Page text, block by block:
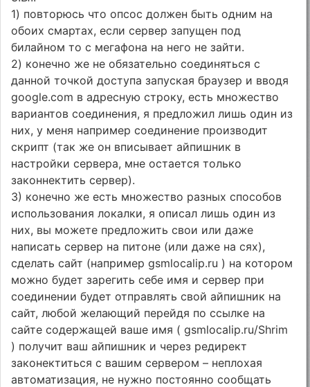
1) повторюсь что опсос должен быть одним на
обоих смартах, если сервер запущен под
билайном то с мегафона на него не зайти.
2) конечно же не обязательно соединяться с
данной точкой доступа запуская браузер и вводя
google.com в адресную строку, есть множество
вариантов соединения, я предложил лишь один из
них, у меня например соединение производит
скрипт (так же он вписывает айпишник в
настройки сервера, мне остается только
законнектить сервер).
3) конечно же есть множество разных способов
использования локалки, я описал лишь один из
них, вы можете предложить свои или даже
написать сервер на питоне (или даже на сях),
сделать сайт (например gsmlocalip.ru ) на котором
можно будет зарегить себе имя и сервер при
соединении будет отправлять свой айпишник на
сайт, любой желающий перейдя по ссылке на
сайте содержащей ваше имя ( gsmlocalip.ru/Shrim
) получит ваш айпишник и через редирект
законектиться с вашим сервером – неплохая
автоматизация, не нужно постоянно сообщать